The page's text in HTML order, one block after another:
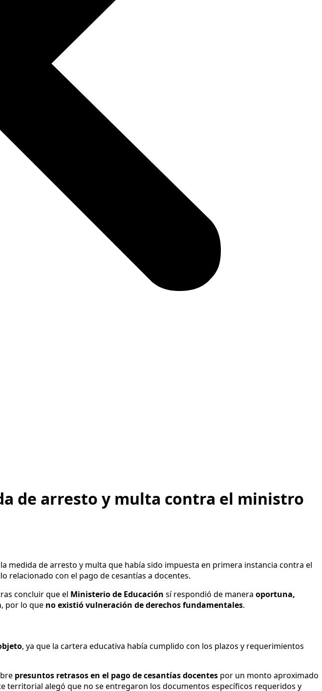
de arresto y multa contra el ministro
medida de arresto y multa que había sido impuesta en primera instancia contra el
relacionado con el pago de cesantías a docentes.
concluir que el Ministerio de Educación sí respondió de manera oportuna,
, por lo que no existió vulneración de derechos fundamentales.
, ya que la cartera educativa había cumplido con los plazos y requerimientos
presuntos retrasos en el pago de cesantías docentes por un monto aproximado
territorial alegó que no se entregaron los documentos específicos requeridos y